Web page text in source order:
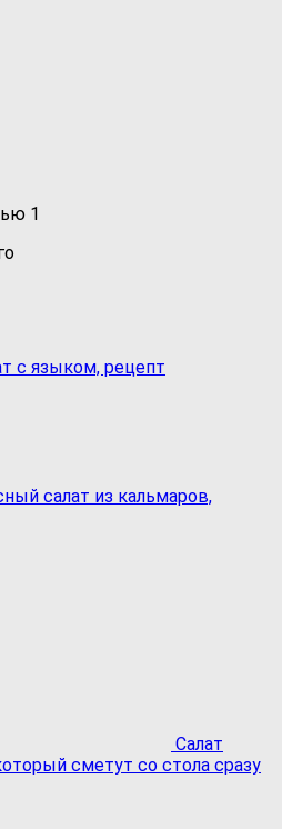
1
с языком, рецепт
салат из кальмаров,
Салат
сметут со стола сразу